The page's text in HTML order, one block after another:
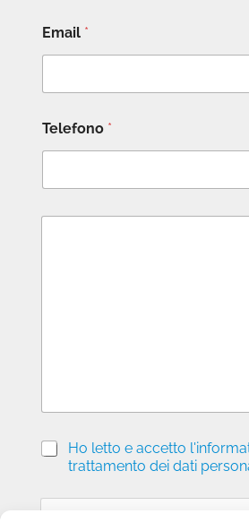
Email *
Telefono *
P
v
a
Ho letto e accetto
trattamento dei dati